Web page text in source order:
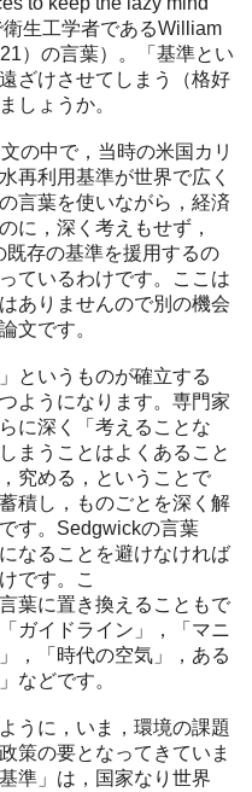
生工学者であるWilliam
）の言葉）。「基準とい
ざけさせてしまう（格好
しょうか。
の中で，当時の米国カリ
再利用基準が世界で広く
言葉を使いながら，経済
に，深く考えもせず，
存の基準を援用するの
ているわけです。ここは
ありませんので別の機会
文です。
というものが確立する
ようになります。専門家
に深く「考えることな
まうことはよくあること
究める，ということで
積し，ものごとを深く解
す。Sedgwickの言葉
なることを避けなければ
です。こ
葉に置き換えることもで
ガイドライン」，「マニ
，「時代の空気」，ある
などです。
うに，いま，環境の課題
策の要となってきていま
準」は，国家なり世界